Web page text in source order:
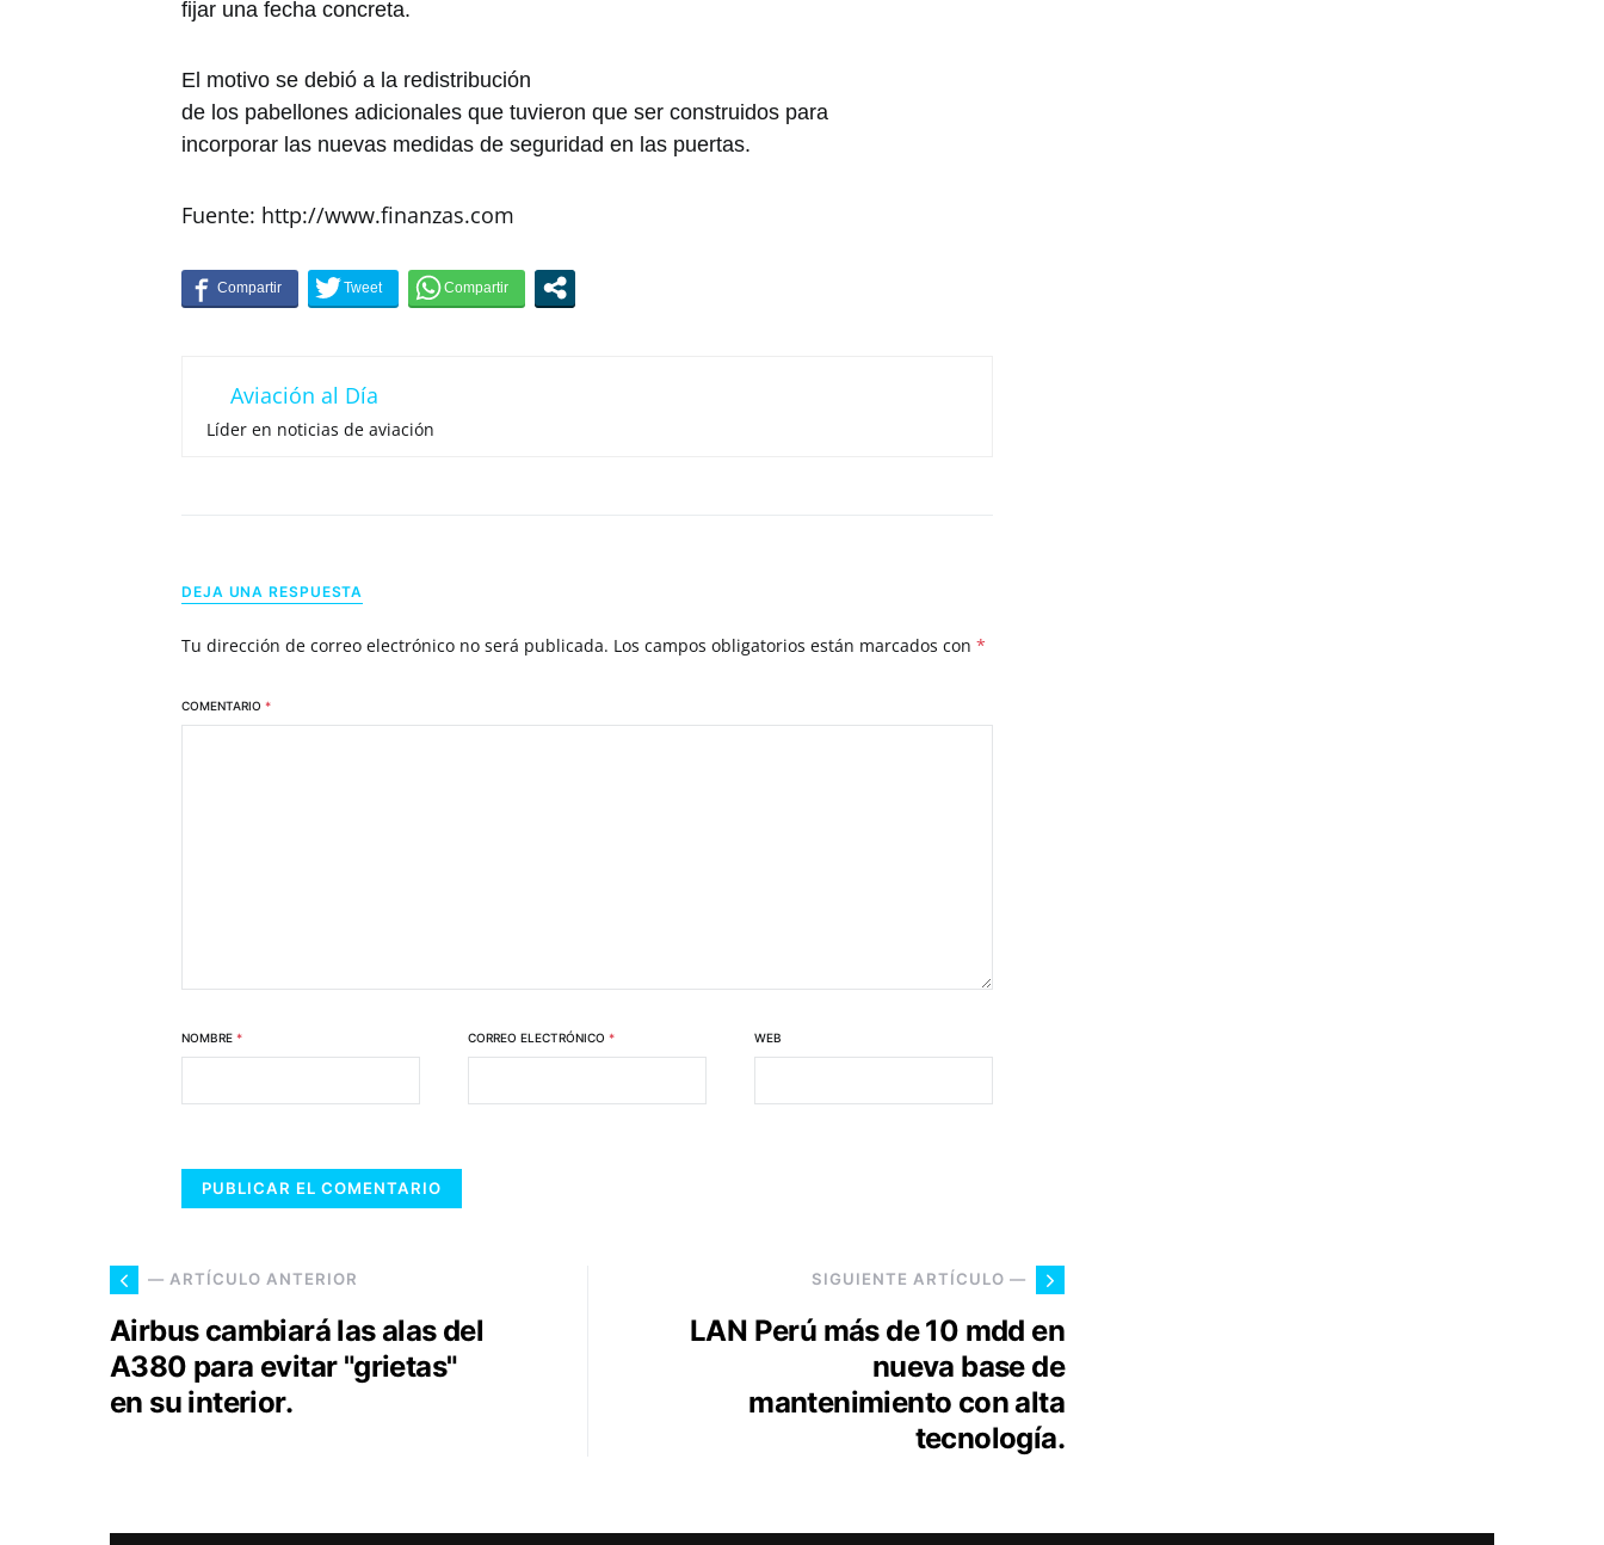
fijar una fecha concreta.
El motivo se debió a la redistribución
de los pabellones adicionales que tuvieron que ser construidos para
incorporar las nuevas medidas de seguridad en las puertas.
Fuente: http://www.finanzas.com
Aviación al Día
Líder en noticias de aviación
DEJA UNA RESPUESTA
Tu dirección de correo electrónico no será publicada. Los campos obligatorios están marcados con *
COMENTARIO *
NOMBRE * CORREO ELECTRÓNICO * WEB
— ARTÍCULO ANTERIOR
Airbus cambiará las alas del
A380 para evitar "grietas"
en su interior.
SIGUIENTE ARTÍCULO —
LAN Perú más de 10 mdd en
nueva base de
mantenimiento con alta
tecnología.